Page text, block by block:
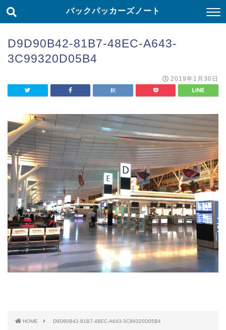
バックパッカーズノート
D9D90B42-81B7-48EC-A643-
3C99320D05B4
2019年1月30日
HOME D9D90B42-81B7-48EC-A643-3C99320D05B4